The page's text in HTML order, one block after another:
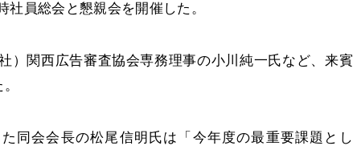
社員総会と懇親会を開催した。
）関西広告審査協会専務理事の小川純一氏など、来賓
同会会長の松尾信明氏は「今年度の最重要課題とし